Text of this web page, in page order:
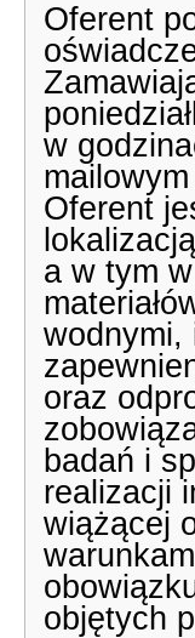
Oferent
w
Oferent
a w tym
wodnymi,
oraz
badań i
realizacji
wiążącej
objętych